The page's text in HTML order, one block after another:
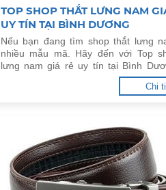
TOP SHOP THẮT LƯNG NAM
UY TÍN TẠI BÌNH DƯƠNG
Nếu bạn đang tìm shop thắt lưng
nhiều mẫu mã. Hãy đến với Top
lưng nam giá rẻ uy tín tại Bình
Chi